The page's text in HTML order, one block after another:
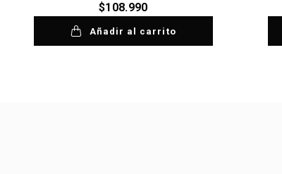
$108.990
Añadir al carrito